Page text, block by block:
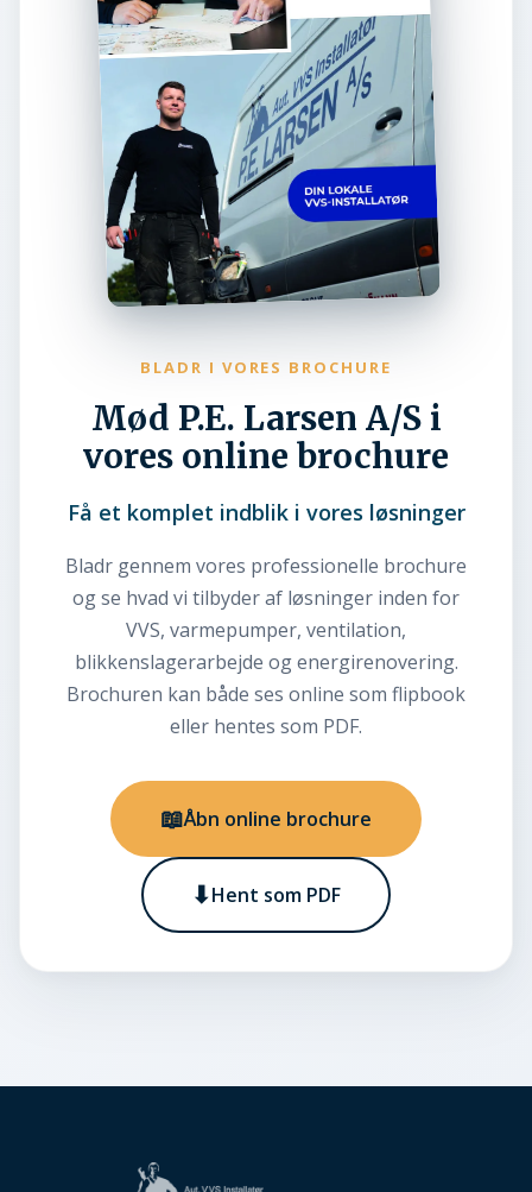
BLADR I VORES BROCHURE
Mød P.E. Larsen A/S i
vores online brochure
Få et komplet indblik i vores løsninger
Bladr gennem vores professionelle brochure
og se hvad vi tilbyder af løsninger inden for
VVS, varmepumper, ventilation,
blikkenslagerarbejde og energirenovering.
Brochuren kan både ses online som flipbook
eller hentes som PDF.
📖Åbn online brochure
⬇Hent som PDF